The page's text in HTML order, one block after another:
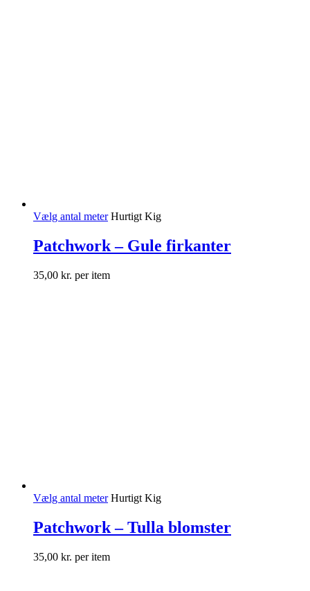
Vælg antal meter Hurtigt Kig
Patchwork – Gule firkanter
35,00 kr. per item
Vælg antal meter Hurtigt Kig
Patchwork – Tulla blomster
35,00 kr. per item